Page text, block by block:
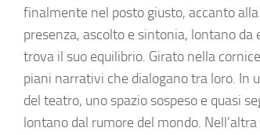
finalmente nel posto giusto, accanto
presenza, ascolto e sintonia, lontano
trova il suo equilibrio. Girato nella
piani narrativi che dialogano tra loro. In
del teatro, uno spazio sospeso e quasi
lontano dal rumore del mondo.